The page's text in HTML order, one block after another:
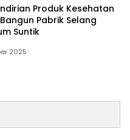
Produk Kesehatan
Pabrik Selang
Suntik
2025